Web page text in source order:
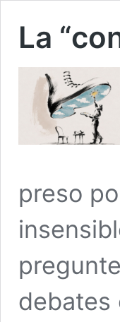
La
preso
debates